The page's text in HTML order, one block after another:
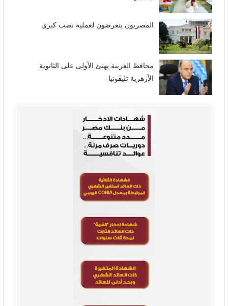
المصريون يتعرضون لعملية نصب كبرى
محافظ الغربية يهنئ الأولى على الثانوية
الأزهرية تليفونيا